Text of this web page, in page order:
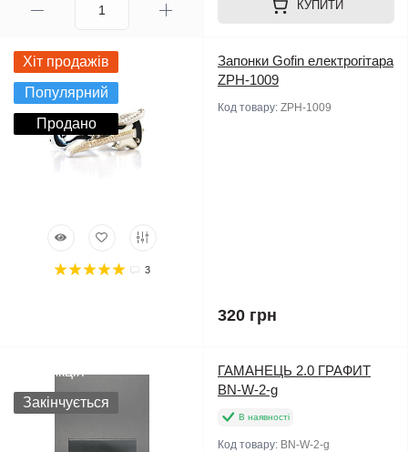
КУПИТИ
Хіт продажів
Популярний
Продано
3
Запонки Gofin електрогітара
ZPH-1009
Код товару: ZPH-1009
320 грн
Акція
Закінчується
ГАМАНЕЦЬ 2.0 ГРАФИТ
BN-W-2-g
В наявності
Код товару: BN-W-2-g